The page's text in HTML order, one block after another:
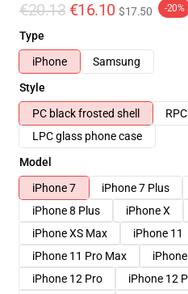
€20.13 €16.10 $17.50 -20%
Type
iPhone
Samsung
Style
PC black frosted shell
LPC glass phone case
Model
iPhone 7
iPhone 7 Plus
iPhone 8 Plus
iPhone X
iPhone XS Max
iPhone 11
iPhone 11 Pro Max
iPhone 12 Pro
iPhone 12